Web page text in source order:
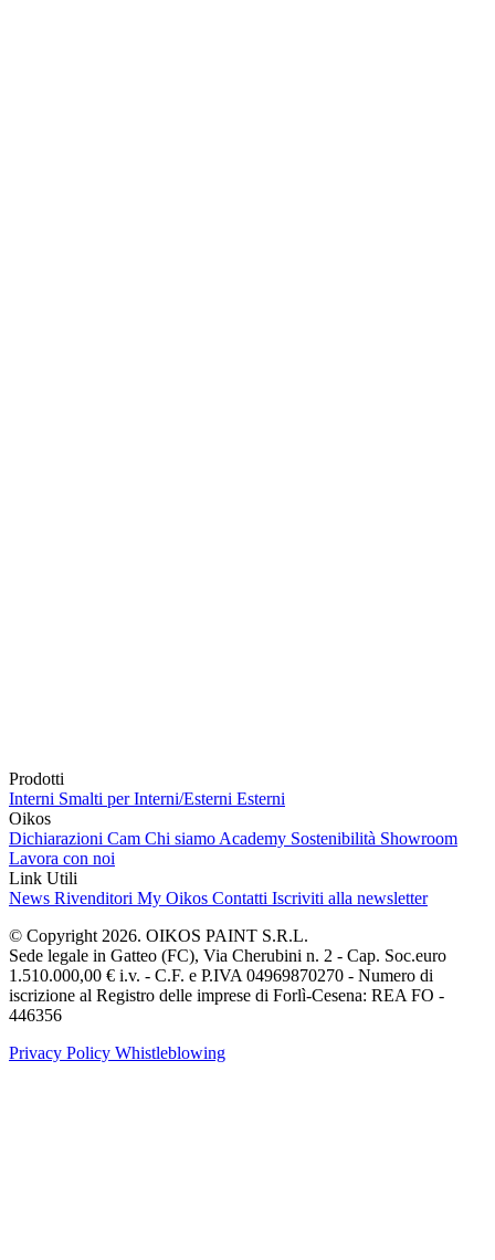
Prodotti
Interni Smalti per Interni/Esterni Esterni
Oikos
Dichiarazioni Cam Chi siamo Academy Sostenibilità Showroom
Lavora con noi
Link Utili
News Rivenditori My Oikos Contatti Iscriviti alla newsletter
© Copyright 2026. OIKOS PAINT S.R.L.
Sede legale in Gatteo (FC), Via Cherubini n. 2 - Cap. Soc.euro
1.510.000,00 € i.v. - C.F. e P.IVA 04969870270 - Numero di
iscrizione al Registro delle imprese di Forlì-Cesena: REA FO -
446356
Privacy Policy Whistleblowing